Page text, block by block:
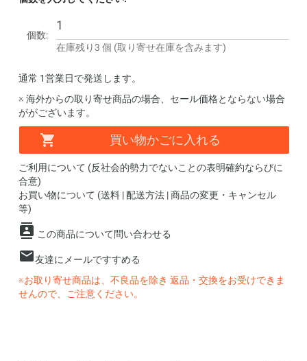
個数:
在庫残り3 個 (取り寄せ在庫を含みます)
通常 1営業日で発送します。
※ 海外からの取り寄せ商品の場合、セール価格とならない場合
ががございます。
買い物かごに入れる
ご利用について (反社会的勢力でないことの表明確約ならびに
合意)
お買い物について (送料 | 配送方法 | 商品の変更・キャンセル
等)
この商品について問い合わせる
友達にメールですすめる
※お取り寄せ商品は、不良品を除き 返品・交換をお受けできま
せんので、ご注意ください。